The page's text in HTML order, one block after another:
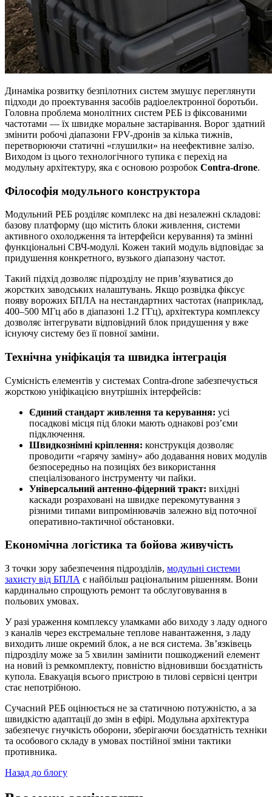
Динаміка розвитку безпілотних систем змушує переглянути
підходи до проектування засобів радіоелектронної боротьби.
Головна проблема монолітних систем РЕБ із фіксованими
частотами — їх швидке моральне застарівання. Ворог здатний
змінити робочі діапазони FPV-дронів за кілька тижнів,
перетворюючи статичні «глушилки» на неефективне залізо.
Виходом із цього технологічного тупика є перехід на
модульну архітектуру, яка є основою розробок Contra-drone.
Філософія модульного конструктора
Модульний РЕБ розділяє комплекс на дві незалежні складові:
базову платформу (що містить блоки живлення, системи
активного охолодження та інтерфейси керування) та змінні
функціональні СВЧ-модулі. Кожен такий модуль відповідає за
придушення конкретного, вузького діапазону частот.
Такий підхід дозволяє підрозділу не прив’язуватися до
жорстких заводських налаштувань. Якщо розвідка фіксує
появу ворожих БПЛА на нестандартних частотах (наприклад,
400–500 МГц або в діапазоні 1.2 ГГц), архітектура комплексу
дозволяє інтегрувати відповідний блок придушення у вже
існуючу систему без її повної заміни.
Технічна уніфікація та швидка інтеграція
Сумісність елементів у системах Contra-drone забезпечується
жорсткою уніфікацією внутрішніх інтерфейсів:
Єдиний стандарт живлення та керування: усі
посадкові місця під блоки мають однакові роз’єми
підключення.
Швидкознімні кріплення: конструкція дозволяє
проводити «гарячу заміну» або додавання нових модулів
безпосередньо на позиціях без використання
спеціалізованого інструменту чи пайки.
Універсальний антенно-фідерний тракт: вихідні
каскади розраховані на швидке перекомутування з
різними типами випромінювачів залежно від поточної
оперативно-тактичної обстановки.
Економічна логістика та бойова живучість
З точки зору забезпечення підрозділів, модульні системи
захисту від БПЛА є найбільш раціональним рішенням. Вони
кардинально спрощують ремонт та обслуговування в
польових умовах.
У разі ураження комплексу уламками або виходу з ладу одного
з каналів через екстремальне теплове навантаження, з ладу
виходить лише окремий блок, а не вся система. Зв’язківець
підрозділу може за 5 хвилин замінити пошкоджений елемент
на новий із ремкомплекту, повністю відновивши боєздатність
купола. Евакуація всього пристрою в тилові сервісні центри
стає непотрібною.
Сучасний РЕБ оцінюється не за статичною потужністю, а за
швидкістю адаптації до змін в ефірі. Модульна архітектура
забезпечує гнучкість оборони, зберігаючи боєздатність техніки
та особового складу в умовах постійної зміни тактики
противника.
Назад до блогу